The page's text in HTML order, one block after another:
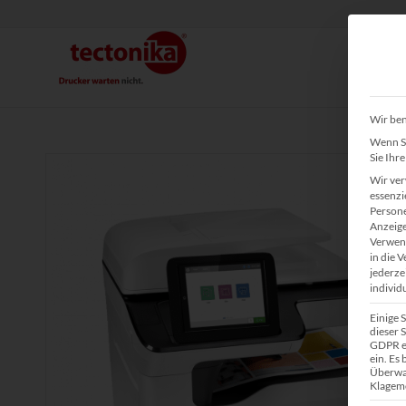
Wir
Wenn
Sie
Wir
in die
Einige
dieser
GDPR
ein. Es